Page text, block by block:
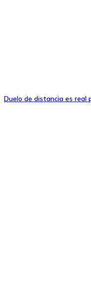
Duelo de distancia es real